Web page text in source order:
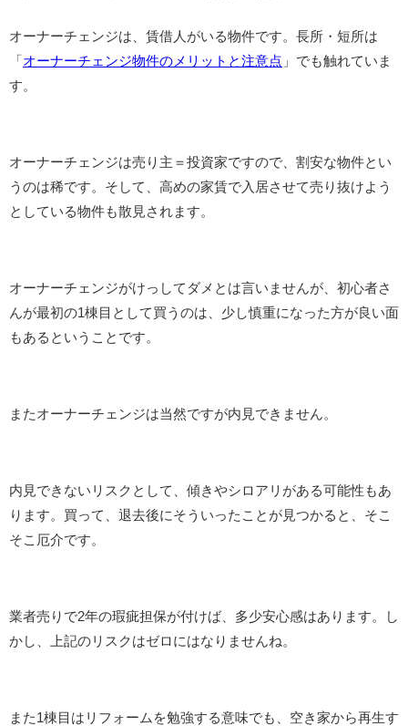
オーナーチェンジは、賃借人がいる物件です。長所・短所は
「 オーナーチェンジ物件のメリットと注意点 」でも触れていま
す。
オーナーチェンジは売り主＝投資家ですので、割安な物件とい
うのは稀です。そして、高めの家賃で入居させて売り抜けよう
としている物件も散見されます。
オーナーチェンジがけっしてダメとは言いませんが、初心者さ
んが最初の1棟目として買うのは、少し慎重になった方が良い面
もあるということです。
またオーナーチェンジは当然ですが内見できません。
内見できないリスクとして、傾きやシロアリがある可能性もあ
ります。買って、退去後にそういったことが見つかると、そこ
そこ厄介です。
業者売りで2年の瑕疵担保が付けば、多少安心感はあります。し
かし、上記のリスクはゼロにはなりませんね。
また1棟目はリフォームを勉強する意味でも、空き家から再生す